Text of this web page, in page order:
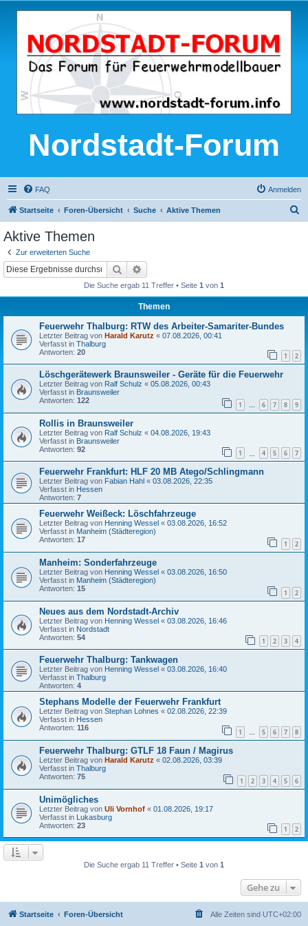
Nordstadt-Forum
FAQ Anmelden
Startseite Foren-Übersicht Suche Aktive Themen
Aktive Themen
Zur erweiterten Suche
Suche
Die Suche ergab 11 Treffer • Seite 1 von 1
Themen
Feuerwehr Thalburg: RTW des Arbeiter-Samariter-Bundes
Letzter Beitrag von Harald Karutz « 07.08.2026, 00:41
Verfasst in Thalburg
Antworten: 20 1 2
Löschgerätewerk Braunsweiler - Geräte für die Feuerwehr
Letzter Beitrag von Ralf Schulz « 05.08.2026, 00:43
Verfasst in Braunsweiler
Antworten: 122 1 … 6 7 8 9
Rollis in Braunsweiler
Letzter Beitrag von Ralf Schulz « 04.08.2026, 19:43
Verfasst in Braunsweiler
Antworten: 92 1 4 5 6 7
Feuerwehr Frankfurt: HLF 20 MB Atego/Schlingmann
Letzter Beitrag von Fabian Hahl « 03.08.2026, 22:35
Verfasst in Hessen
Antworten: 7
Feuerwehr Weißeck: Löschfahrzeuge
Letzter Beitrag von Henning Wessel « 03.08.2026, 16:52
Verfasst in Manheim (Städteregion)
Antworten: 17 1 2
Manheim: Sonderfahrzeuge
Letzter Beitrag von Henning Wessel « 03.08.2026, 16:50
Verfasst in Manheim (Städteregion)
Antworten: 15 1 2
Neues aus dem Nordstadt-Archiv
Letzter Beitrag von Henning Wessel « 03.08.2026, 16:46
Verfasst in Nordstadt
Antworten: 54 1 2 3 4
Feuerwehr Thalburg: Tankwagen
Letzter Beitrag von Henning Wessel « 03.08.2026, 16:40
Verfasst in Thalburg
Antworten: 4
Stephans Modelle der Feuerwehr Frankfurt
Letzter Beitrag von Stephan Lohnes « 02.08.2026, 22:39
Verfasst in Hessen
Antworten: 116 1 … 5 6 7 8
Feuerwehr Thalburg: GTLF 18 Faun / Magirus
Letzter Beitrag von Harald Karutz « 02.08.2026, 03:39
Verfasst in Thalburg
Antworten: 75 1 2 3 4 5 6
Unimögliches
Letzter Beitrag von Uli Vornhof « 01.08.2026, 19:17
Verfasst in Lukasburg
Antworten: 23 1 2
Die Suche ergab 11 Treffer • Seite 1 von 1
Gehe zu
Startseite Foren-Übersicht Alle Zeiten sind UTC+02:00